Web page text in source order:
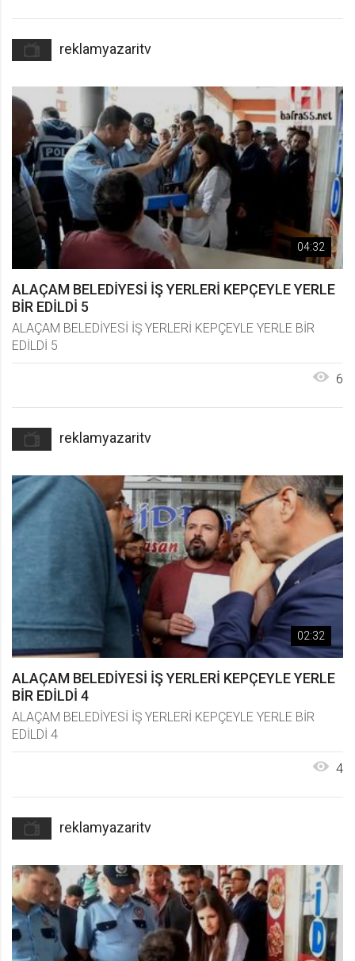
reklamyazaritv
04:32
ALAÇAM BELEDİYESİ İŞ YERLERİ KEPÇEYLE YERLE
BİR EDİLDİ 5
ALAÇAM BELEDİYESİ İŞ YERLERİ KEPÇEYLE YERLE BİR
EDİLDİ 5
6
reklamyazaritv
02:32
ALAÇAM BELEDİYESİ İŞ YERLERİ KEPÇEYLE YERLE
BİR EDİLDİ 4
ALAÇAM BELEDİYESİ İŞ YERLERİ KEPÇEYLE YERLE BİR
EDİLDİ 4
4
reklamyazaritv